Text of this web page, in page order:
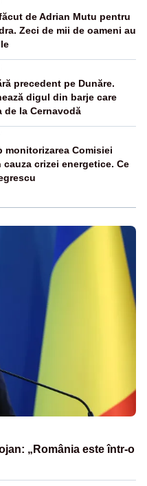
de Adrian Mutu pentru
Zeci de mii de oameni au
precedent pe Dunăre.
digul din barje care
de la Cernavodă
monitorizarea Comisiei
cauza crizei energetice. Ce
„România este într-o